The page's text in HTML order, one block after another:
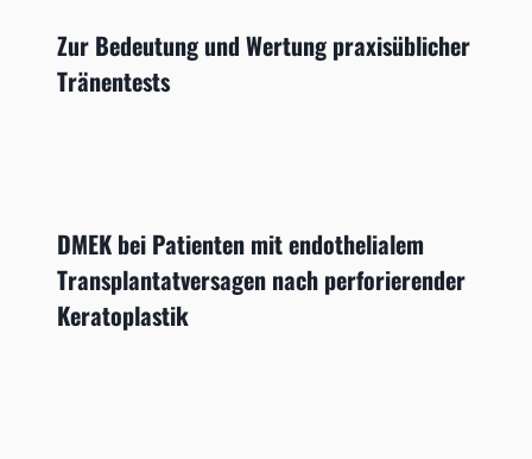
Zur Bedeutung und Wertung praxisüblicher
Tränentests
DMEK bei Patienten mit endothelialem
Transplantatversagen nach perforierender
Keratoplastik